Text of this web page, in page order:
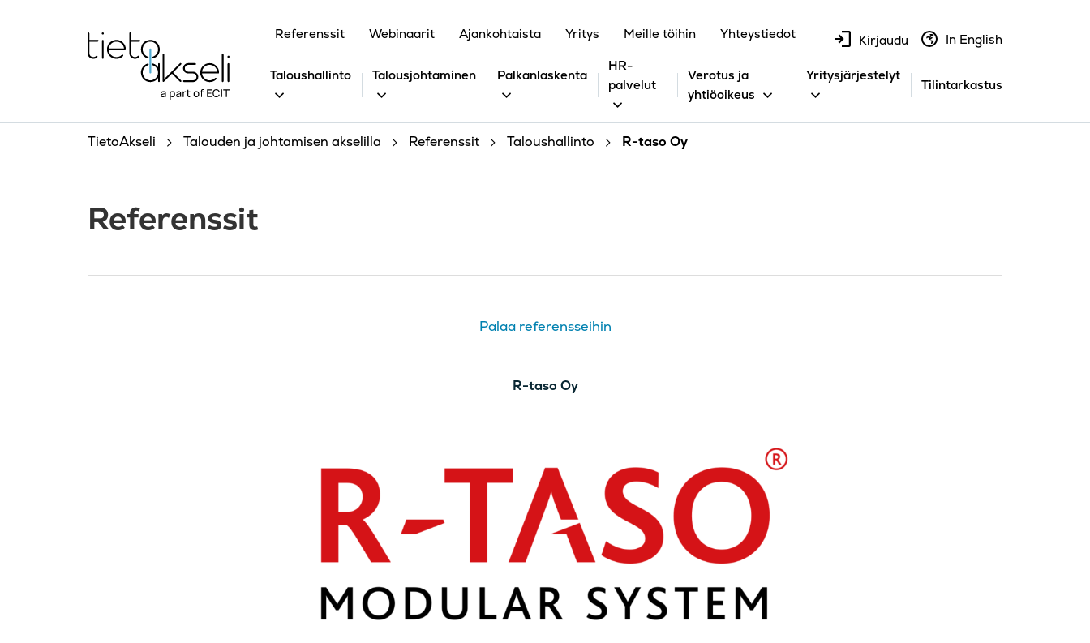
Referenssit Webinaarit Ajankohtaista Yritys Meille töihin Yhteystiedot Kirjaudu In English
Taloushallinto Talousjohtaminen Palkanlaskenta
HR-
palvelut
Verotus ja
yhtiöoikeus
Yritysjärjestelyt
Tilintarkastus
TietoAkseli Talouden ja johtamisen akselilla Referenssit Taloushallinto R-taso Oy
Referenssit
Palaa referensseihin
R-taso Oy